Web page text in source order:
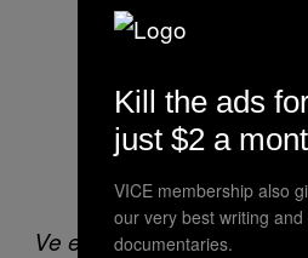
Ve el trabajo de Chris
Kill the ads
just $2 a
VICE membership also
our very best writing
documentaries.